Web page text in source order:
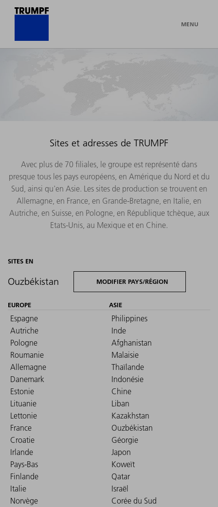
MENU
Sites et adresses de TRUMPF
Avec plus de 70 filiales, le groupe est représenté dans
presque tous les pays européens, en Amérique du Nord et du
Sud, ainsi qu'en Asie. Les sites de production se trouvent en
Allemagne, en France, en Grande-Bretagne, en Italie, en
Autriche, en Suisse, en Pologne, en République tchèque, aux
Etats-Unis, au Mexique et en Chine.
SITES EN
Ouzbékistan MODIFIER PAYS/RÉGION
EUROPE
Espagne
Autriche
Pologne
Roumanie
Allemagne
Danemark
Estonie
Lituanie
Lettonie
France
Croatie
Irlande
Pays-Bas
Finlande
Italie
Norvège
ASIE
Philippines
Inde
Afghanistan
Malaisie
Thaïlande
Indonésie
Chine
Liban
Kazakhstan
Ouzbékistan
Géorgie
Japon
Koweït
Qatar
Israël
Corée du Sud